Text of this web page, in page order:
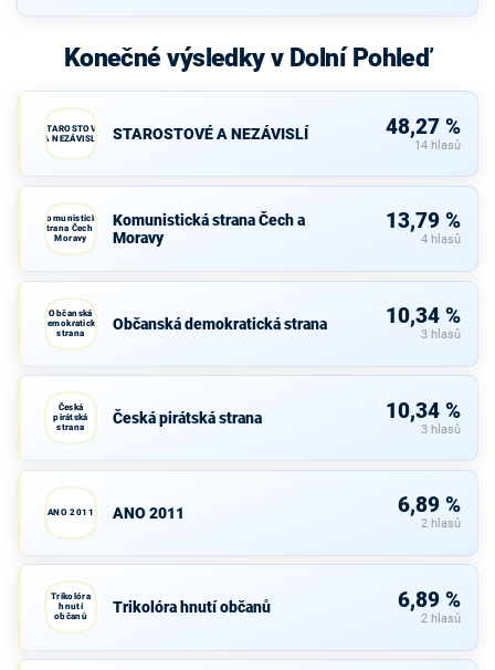
Konečné výsledky v Dolní Pohleď
STAROSTOVÉ
A NEZÁVISLÍ
STAROSTOVÉ A NEZÁVISLÍ 48,27 %
14 hlasů
Komunistická
strana Čech a
Moravy
Komunistická strana Čech a
Moravy
13,79 %
4 hlasů
Občanská
demokratická
strana
Občanská demokratická strana 10,34 %
3 hlasů
Česká
pirátská
strana
Česká pirátská strana 10,34 %
3 hlasů
ANO 2011 ANO 2011 6,89 %
2 hlasů
Trikolóra
hnutí
občanů
Trikolóra hnutí občanů 6,89 %
2 hlasů